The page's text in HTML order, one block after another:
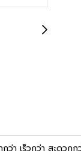
า เร็วกว่า สะดวก